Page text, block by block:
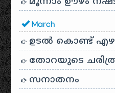
March
ഉടൽ കൊണ്ട്
തോറയുടെ
സനാതനം